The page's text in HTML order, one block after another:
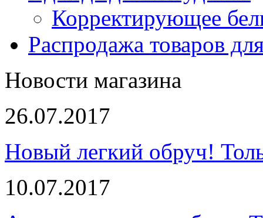
Корректирующее
Распродажа товаров
Новости магазина
26.07.2017
Новый легкий обруч!
10.07.2017